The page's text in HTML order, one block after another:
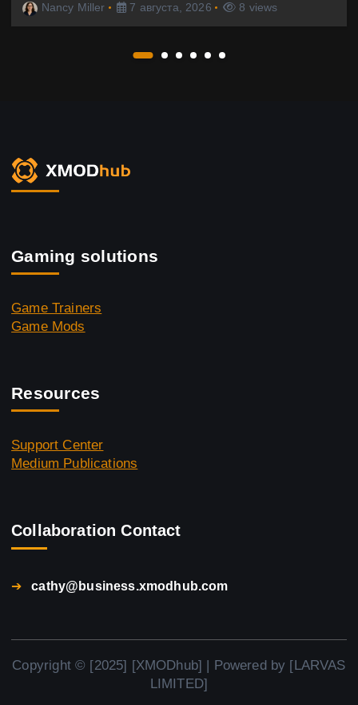
Nancy Miller 7 августа, 2026 8 views
Gaming solutions
Game Trainers
Game Mods
Resources
Support Center
Medium Publications
Collaboration Contact
➔ cathy@business.xmodhub.com
Copyright © [2025] [XMODhub] | Powered by [LARVAS
LIMITED]